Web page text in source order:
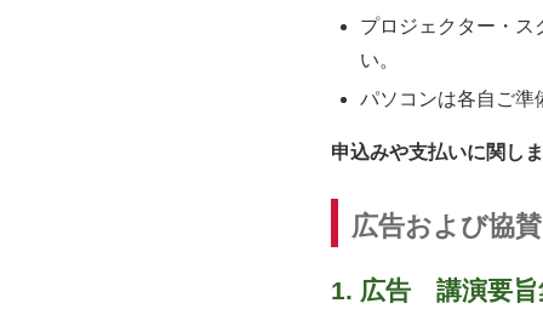
プロジェクター・ス
い。
パソコンは各自ご準
申込みや支払いに関し
広告および協
1. 広告 講演要旨